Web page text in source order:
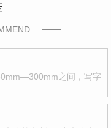
之间，写字